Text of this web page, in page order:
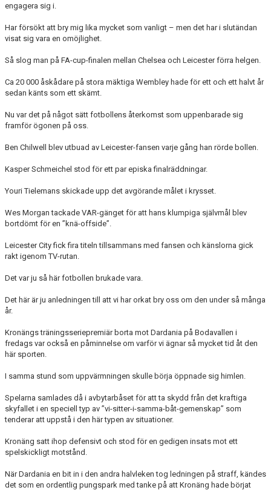
engagera sig i.
Har försökt att bry mig lika mycket som vanligt – men det har i slutändan
visat sig vara en omöjlighet.
Så slog man på FA-cup-finalen mellan Chelsea och Leicester förra helgen.
Ca 20 000 åskådare på stora mäktiga Wembley hade för ett och ett halvt år
sedan känts som ett skämt.
Nu var det på något sätt fotbollens återkomst som uppenbarade sig
framför ögonen på oss.
Ben Chilwell blev utbuad av Leicester-fansen varje gång han rörde bollen.
Kasper Schmeichel stod för ett par episka finalräddningar.
Youri Tielemans skickade upp det avgörande målet i krysset.
Wes Morgan tackade VAR-gänget för att hans klumpiga självmål blev
bortdömt för en ”knä-offside”.
Leicester City fick fira titeln tillsammans med fansen och känslorna gick
rakt igenom TV-rutan.
Det var ju så här fotbollen brukade vara.
Det här är ju anledningen till att vi har orkat bry oss om den under så många
år.
Kronängs träningsseriepremiär borta mot Dardania på Bodavallen i
fredags var också en påminnelse om varför vi ägnar så mycket tid åt den
här sporten.
I samma stund som uppvärmningen skulle börja öppnade sig himlen.
Spelarna samlades då i avbytarbåset för att ta skydd från det kraftiga
skyfallet i en speciell typ av ”vi-sitter-i-samma-båt-gemenskap” som
tenderar att uppstå i den här typen av situationer.
Kronäng satt ihop defensivt och stod för en gedigen insats mot ett
spelskickligt motstånd.
När Dardania en bit in i den andra halvleken tog ledningen på straff, kändes
det som en ordentlig pungspark med tanke på att Kronäng hade börjat